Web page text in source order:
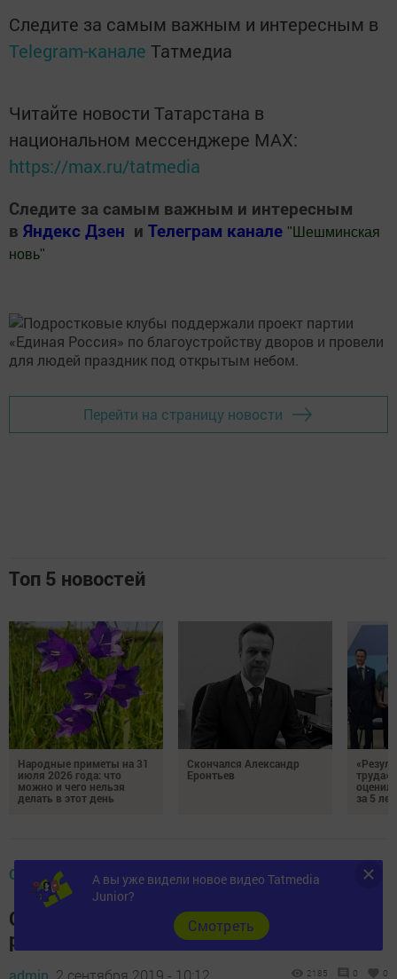
Следите за самым важным и интересным в
Telegram-канале Татмедиа
Читайте новости Татарстана в
национальном мессенджере MАХ:
https://max.ru/tatmedia
Следите за самым важным и интересным
в Яндекс Дзен и Телеграм канале " Шешминская
новь"
Перейти на страницу новости
Топ 5 новостей
Народные приметы на 31
июля 2026 года: что
можно и чего нельзя
делать в этот день
Скончался Александр
Еронтьев
за 5 лет
ОБЩЕСТВО
Сергей Миронов: «Коллектив у нас
работоспособный»
admin, 2 сентября 2019 - 10:12 2185 0 0
А вы уже видели новое видео Tatmedia
Junior?
Cмотреть